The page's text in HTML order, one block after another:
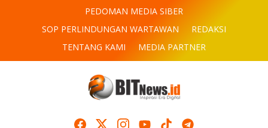
PEDOMAN MEDIA SIBER
SOP PERLINDUNGAN WARTAWAN
REDAKSI
TENTANG KAMI
MEDIA PARTNER